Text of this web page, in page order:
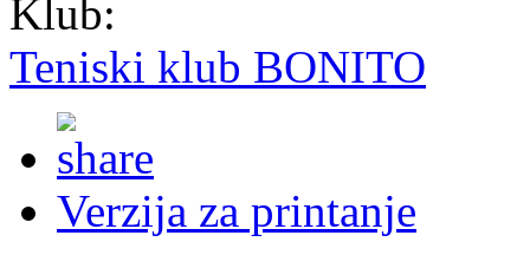
Klub:
Teniski klub BONITO
Verzija za printanje